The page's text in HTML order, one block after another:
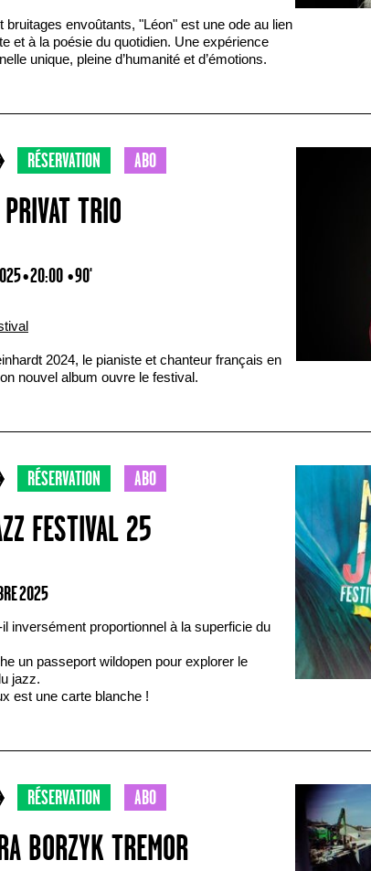
bruitages envoûtants, "Léon" est une ode au lien
et à la poésie du quotidien. Une expérience
unique, pleine d’humanité et d’émotions.
RÉSERVATION ABO
TRIO
• 20:00 • 90'
2024, le pianiste et chanteur français en
nouvel album ouvre le festival.
RÉSERVATION ABO
FESTIVAL 25
2025
inversément proportionnel à la superficie du
un passeport wildopen pour explorer le
jazz.
est une carte blanche !
RÉSERVATION ABO
BORZYK TREMOR